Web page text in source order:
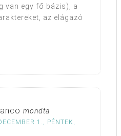
van egy fő bázis), a
az elágazó
mondta
1., PÉNTEK,